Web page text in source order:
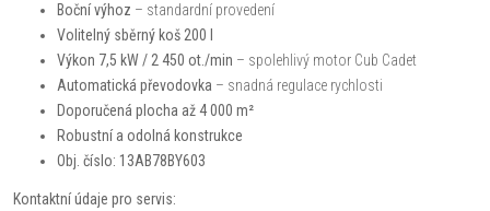
Boční výhoz – standardní provedení
Volitelný sběrný koš 200 l
Výkon 7,5 kW / 2 450 ot./min – spolehlivý motor Cub Cadet
Automatická převodovka – snadná regulace rychlosti
Doporučená plocha až 4 000 m²
Robustní a odolná konstrukce
Obj. číslo: 13AB78BY603
Kontaktní údaje pro servis: